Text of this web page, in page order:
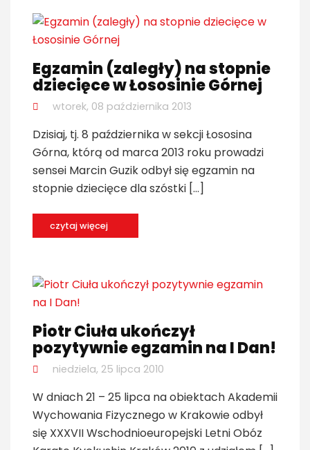
Egzamin (zaległy) na stopnie
dziecięce w Łososinie Górnej
wtorek, 08 października 2013
Dzisiaj, tj. 8 października w sekcji Łososina
Górna, którą od marca 2013 roku prowadzi
sensei Marcin Guzik odbył się egzamin na
stopnie dziecięce dla szóstki […]
czytaj więcej
Piotr Ciuła ukończył
pozytywnie egzamin na I Dan!
niedziela, 25 lipca 2010
W dniach 21 – 25 lipca na obiektach Akademii
Wychowania Fizycznego w Krakowie odbył
się XXXVII Wschodnioeuropejski Letni Obóz